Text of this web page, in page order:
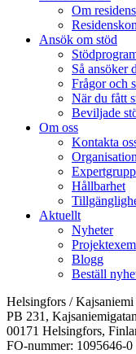
Om
Ansök om stöd
Så ansöker
Frågor och
När du fått
Beviljade
Om oss
Kontakta
Hållbarhet
Aktuellt
Nyheter
Blogg
Beställ
Helsingfors / Kajsaniemi
PB 231,
00171 Helsingfors,
FO-nummer: 1095646-0